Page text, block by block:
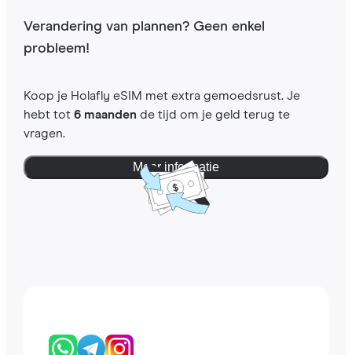
Verandering van plannen? Geen enkel
probleem!
Koop je Holafly eSIM met extra gemoedsrust. Je
hebt tot 6 maandende tijd om je geld terug te
vragen.
Meer informatie